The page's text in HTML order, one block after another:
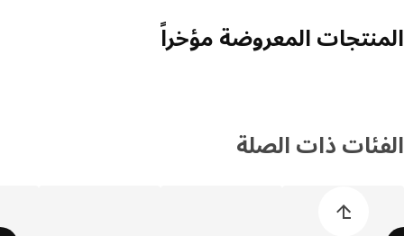
المعروضة مؤخراً
ذات الصلة